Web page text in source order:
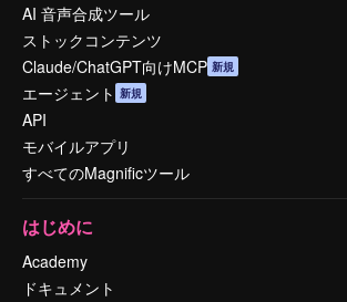
AI 音声合成ツール
ストックコンテンツ
Claude/ChatGPT向けMCP 新規
エージェント 新規
API
モバイルアプリ
すべてのMagnificツール
はじめに
Academy
ドキュメント